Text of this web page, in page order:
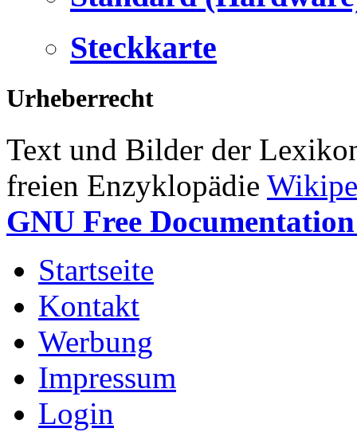
Steckkarte
Urheberrecht
Text und Bilder der
freien Enzyklopädie
GNU Free
Startseite
Kontakt
Werbung
Impressum
Login